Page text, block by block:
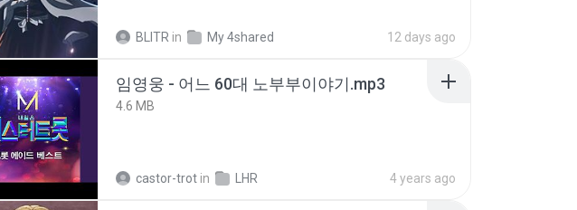
BLITR in My 4shared 12 days ago
임영웅 - 어느 60대 노부부이야기.mp3
4.6 MB
castor-trot in LHR 4 years ago